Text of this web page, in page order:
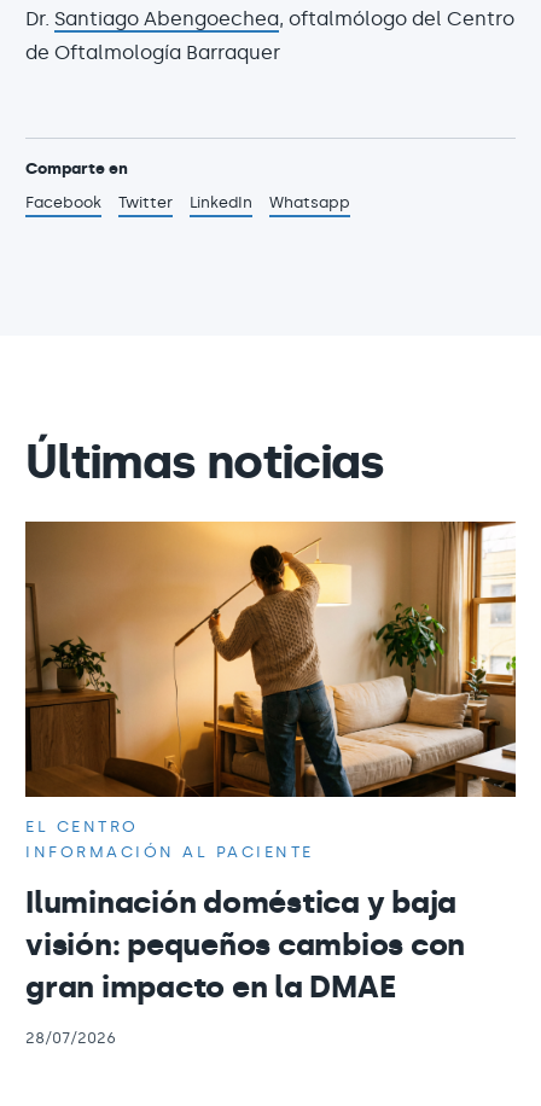
Dr. Santiago Abengoechea, oftalmólogo del Centro
de Oftalmología Barraquer
Comparte en
Facebook
Twitter LinkedIn Whatsapp
Últimas noticias
EL CENTRO
INFORMACIÓN AL PACIENTE
Iluminación doméstica y baja
visión: pequeños cambios con
gran impacto en la DMAE
28/07/2026